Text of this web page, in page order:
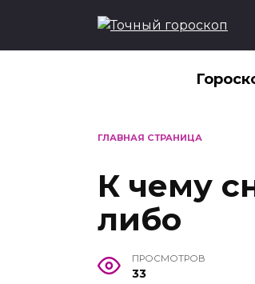
содержанию
ГЛАВНАЯ СТРАНИЦА
К чему
либо
ПРОСМОТРОВ
33